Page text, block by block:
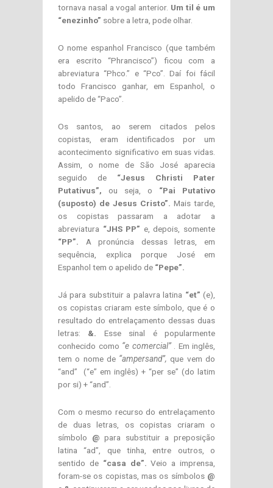
tornava nasal a vogal anterior. Um til é um
“enezinho” sobre a letra, pode olhar.
O nome espanhol Francisco (que também
era escrito “Phrancisco”) ficou com a
abreviatura “Phco.” e “Pco”. Daí foi fácil
todo Francisco ganhar, em Espanhol, o
apelido de “Paco”.
Os santos, ao serem citados pelos
copistas, eram identificados por um
acontecimento significativo em suas vidas.
Assim, o nome de São José aparecia
seguido de “Jesus Christi Pater
Putativus”, ou seja, o “Pai Putativo
(suposto) de Jesus Cristo”. Mais tarde,
os copistas passaram a adotar a
abreviatura “JHS PP” e, depois, somente
“PP”. A pronúncia dessas letras, em
sequência, explica porque José em
Espanhol tem o apelido de “Pepe”.
Já para substituir a palavra latina “et” (e),
os copistas criaram este símbolo, que é o
resultado do entrelaçamento dessas duas
letras: &. Esse sinal é popularmente
conhecido como “e comercial”. Em inglês,
tem o nome de “ampersand”, que vem do
“and” (“e” em inglês) + “per se” (do latim
por si) + “and”.
Com o mesmo recurso do entrelaçamento
de duas letras, os copistas criaram o
símbolo @ para substituir a preposição
latina “ad”, que tinha, entre outros, o
sentido de “casa de”. Veio a imprensa,
foram-se os copistas, mas os símbolos @